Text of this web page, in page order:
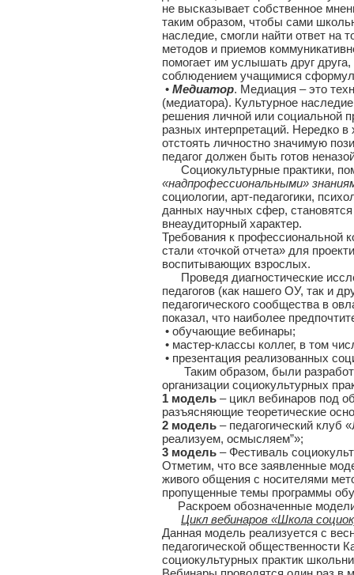
не высказывает собственное
таким образом, чтобы сами
наследие, смогли найти ответ
методов и приемов
помогает им услышать друг
соблюдением учащимися
• Медиатор. Медиация – это
(медиатора). Культурное
решения личной или социальной
разных интерпретаций. Нередко
отстоять личностно значимую
педагог должен быть готов
Социокультурные практики,
«надпрофессиональными»
социологии, арт-педагогики,
данных научных сфер,
внеаудиторный характер.
Требования к профессиональной
стали «точкой отчета» для
воспитывающих взрослых.
Проведя диагностические
педагогов (как нашего ОУ, так и
педагогического сообщества в
показал, что наиболее
• обучающие вебинары;
• мастер-классы коллег, в том
• презентация реализованных
Таким образом, были
организации социокультурных
1 модель – цикл вебинаров под
разъясняющие теоретические
2 модель – педагогический клуб
реализуем, осмысляем”»;
3 модель – Фестиваль
Отметим, что все заявленные
живого общения с носителями
пропущенные темы программы
Раскроем обозначенные
Цикл вебинаров «Школа
Данная модель реализуется с
педагогической общественности
социокультурных практик